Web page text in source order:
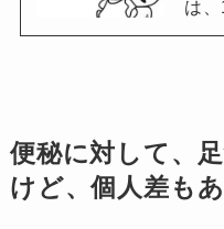
は
便秘に対して、
けど、個人差も